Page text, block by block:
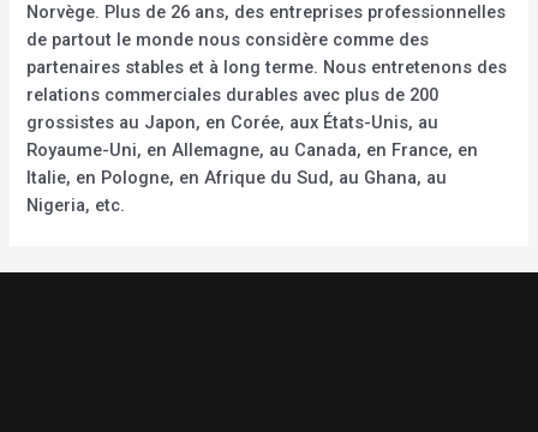
Norvège. Plus de 26 ans, des entreprises professionnelles
de partout le monde nous considère comme des
partenaires stables et à long terme. Nous entretenons des
relations commerciales durables avec plus de 200
grossistes au Japon, en Corée, aux États-Unis, au
Royaume-Uni, en Allemagne, au Canada, en France, en
Italie, en Pologne, en Afrique du Sud, au Ghana, au
Nigeria, etc.